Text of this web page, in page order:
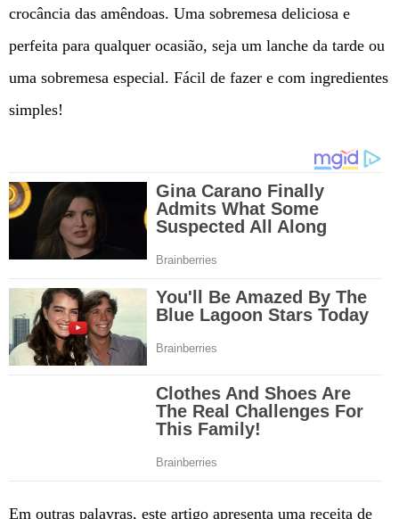
crocância das amêndoas. Uma sobremesa deliciosa e
perfeita para qualquer ocasião, seja um lanche da tarde ou
uma sobremesa especial. Fácil de fazer e com ingredientes
simples!
Em outras palavras, este artigo apresenta uma receita de